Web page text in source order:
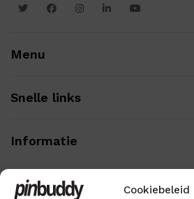
Cookiebeleid
Menu
Snelle links
Informatie